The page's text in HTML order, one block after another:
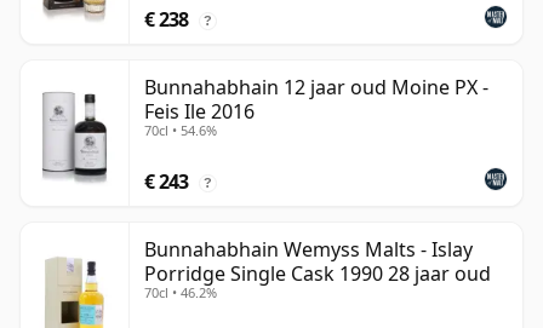
€ 238 ?
Bunnahabhain 12 jaar oud Moine PX -
Feis Ile 2016
70cl • 54.6%
€ 243 ?
Bunnahabhain Wemyss Malts - Islay
Porridge Single Cask 1990 28 jaar oud
70cl • 46.2%